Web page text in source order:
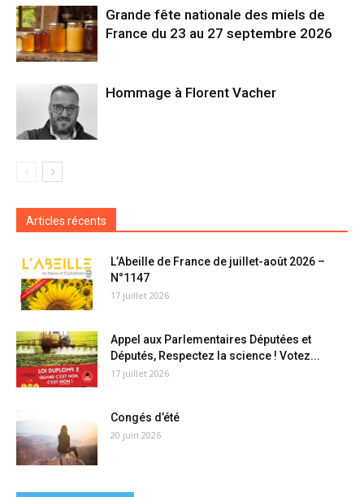
Grande fête nationale des miels de
France du 23 au 27 septembre 2026
Hommage à Florent Vacher
Articles récents
L’Abeille de France de juillet-août 2026 –
N°1147
17 juillet 2026
Appel aux Parlementaires Députées et
Députés, Respectez la science ! Votez...
17 juillet 2026
Congés d’été
20 juin 2026